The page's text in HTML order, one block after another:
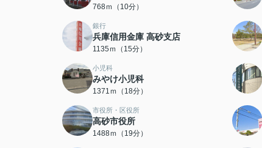
768ｍ（10分）
銀行
兵庫信用金庫 高砂支店
1135ｍ（15分）
小児科
みやけ小児科
1371ｍ（18分）
市役所・区役所
高砂市役所
1488ｍ（19分）